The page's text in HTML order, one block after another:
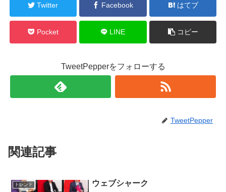
Twitter Facebook はてブ
Pocket LINE コピー
TweetPepperをフォローする
TweetPepper
関連記事
トレンド ウェブシャーク